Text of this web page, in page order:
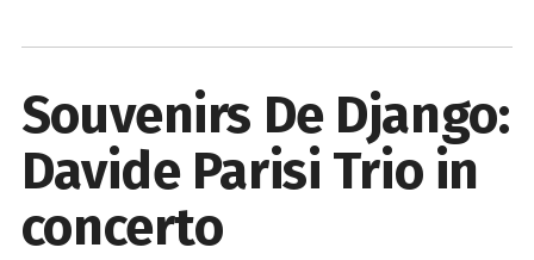
Souvenirs De Django:
Davide Parisi Trio in
concerto